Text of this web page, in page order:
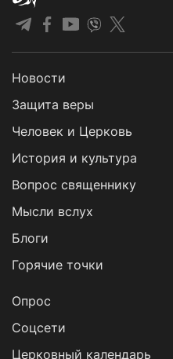
Новости
Защита веры
Человек и Церковь
История и культура
Вопрос священнику
Мысли вслух
Блоги
Горячие точки
Опрос
Cоцсети
Церковный календарь